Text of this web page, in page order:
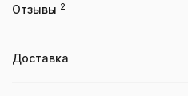
Отзывы 2
Доставка